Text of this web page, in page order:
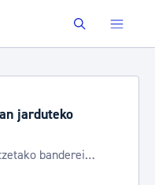
Buscar
banderei